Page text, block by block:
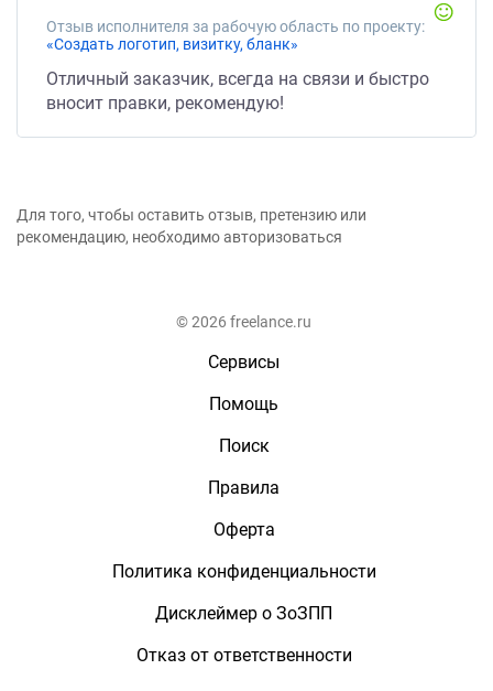
Отзыв исполнителя за рабочую область по проекту:
«Создать логотип, визитку, бланк»
Отличный заказчик, всегда на связи и быстро
вносит правки, рекомендую!
Для того, чтобы оставить отзыв, претензию или
рекомендацию, необходимо авторизоваться
© 2026 freelance.ru
Сервисы
Помощь
Поиск
Правила
Оферта
Политика конфиденциальности
Дисклеймер о ЗоЗПП
Отказ от ответственности